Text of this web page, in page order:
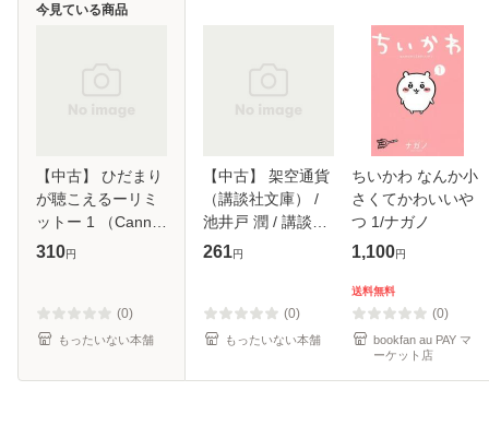
【中古】 ひだまり
が聴こえるーリミ
ットー 1 （Canna
Comics） / 文乃 ゆ
ール便送料無料】
310円
(0)
もったいない本舗
今見ている商品
【中古】 架空通貨
（講談社文庫） /
池井戸 潤 / 講談社
[文庫]【メール便送
261円
(0)
もったいない本舗
ちいかわ なんか小
さくてかわいいや
つ 1/ナガノ
1,100円
送料無料
(0)
bookfan au PAY マ
ーケット店